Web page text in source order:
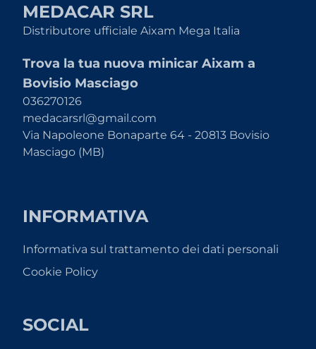
MEDACAR SRL
Distributore ufficiale Aixam Mega Italia
Trova la tua nuova minicar Aixam a
Bovisio Masciago
036270126
medacarsrl@gmail.com
Via Napoleone Bonaparte 64 - 20813 Bovisio
Masciago (MB)
INFORMATIVA
Informativa sul trattamento dei dati personali
Cookie Policy
SOCIAL